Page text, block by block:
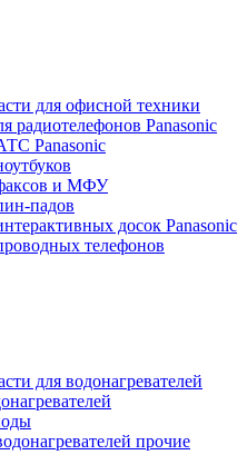
для офисной техники
радиотелефонов Panasonic
Panasonic
и МФУ
падов
досок Panasonic
телефонов
для водонагревателей
прочие